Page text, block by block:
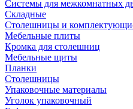
Системы для межкомнатных
Складные
Столешницы и
Мебельные плиты
Кромка для столешниц
Мебельные щиты
Планки
Столешницы
Упаковочные материалы
Уголок упаковочный